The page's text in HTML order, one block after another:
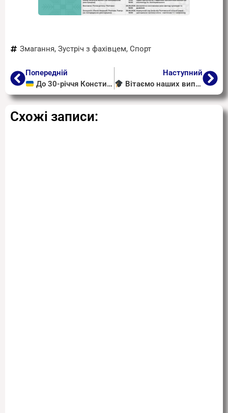
Змагання, Зустріч з фахівцем, Спорт
Попередній
До 30-річчя Конституції України запрошуємо взяти участь у Всеукраїнському тестуванні!
Наступний
Вітаємо наших випускників із успішним завершенням навчання!
Схожі записи: